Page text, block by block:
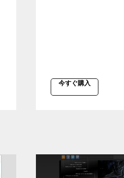
今すぐ購入